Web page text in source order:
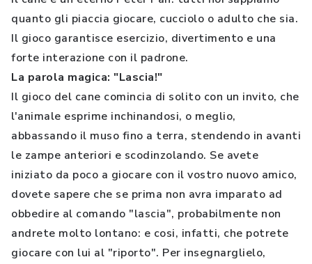
quanto gli piaccia giocare, cucciolo o adulto che sia.
Il gioco garantisce esercizio, divertimento e una
forte interazione con il padrone.
La parola magica: "Lascia!"
Il gioco del cane comincia di solito con un invito, che
l'animale esprime inchinandosi, o meglio,
abbassando il muso fino a terra, stendendo in avanti
le zampe anteriori e scodinzolando. Se avete
iniziato da poco a giocare con il vostro nuovo amico,
dovete sapere che se prima non avra imparato ad
obbedire al comando "lascia", probabilmente non
andrete molto lontano: e cosi, infatti, che potrete
giocare con lui al "riporto". Per insegnarglielo,